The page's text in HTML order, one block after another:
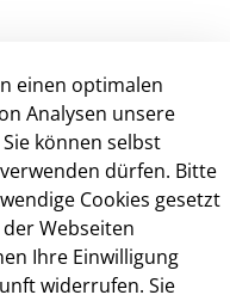
einen optimalen
Analysen unsere
können selbst
dürfen. Bitte
Cookies gesetzt
Webseiten
Ihre Einwilligung
widerrufen. Sie